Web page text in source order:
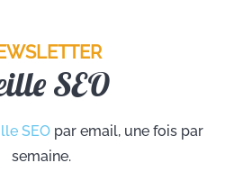
SEO
SEOpar email, une fois par
semaine.